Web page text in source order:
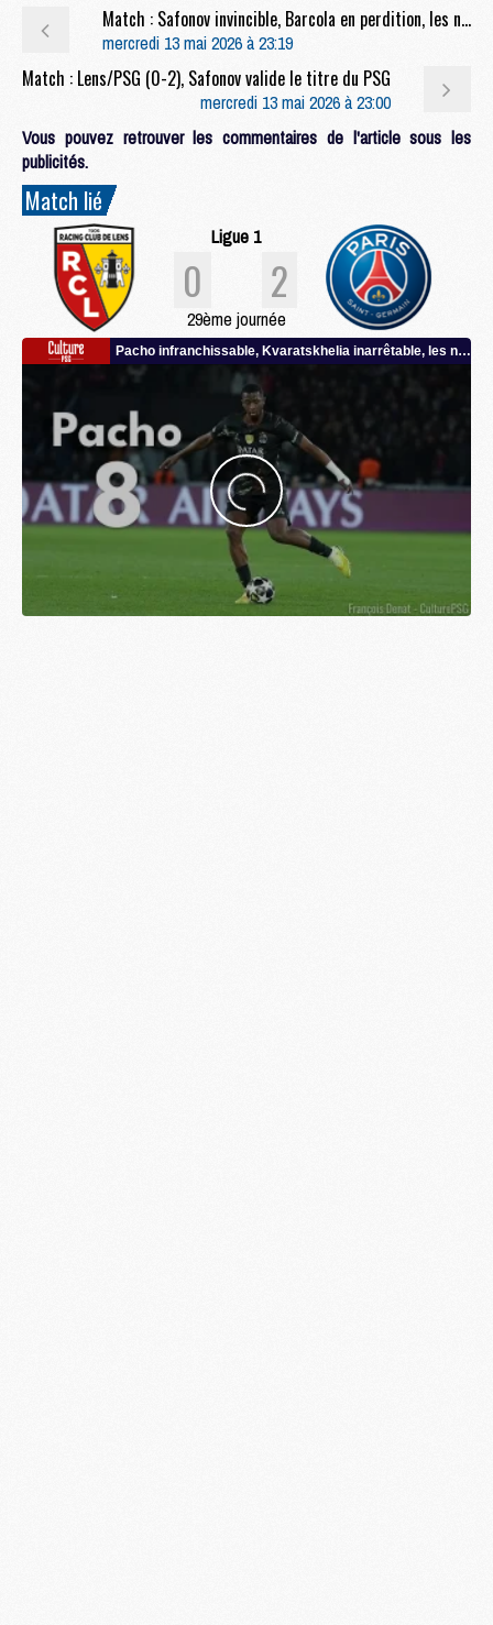
Match : Safonov invincible, Barcola en perdition, les notes de Lens/PSG (0-2)
mercredi 13 mai 2026 à 23:19
Match : Lens/PSG (0-2), Safonov valide le titre du PSG
mercredi 13 mai 2026 à 23:00
Vous pouvez retrouver les commentaires de l'article sous les
publicités.
Match lié
Ligue 1
0 2
29ème journée